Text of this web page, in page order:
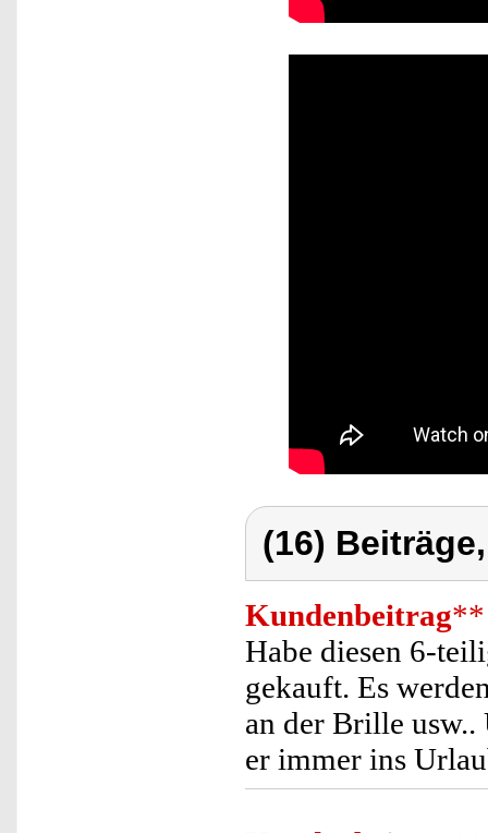
(16)
Kundenbeitrag**
Habe diesen 6-
gekauft. Es
an der Brille usw..
er immer ins